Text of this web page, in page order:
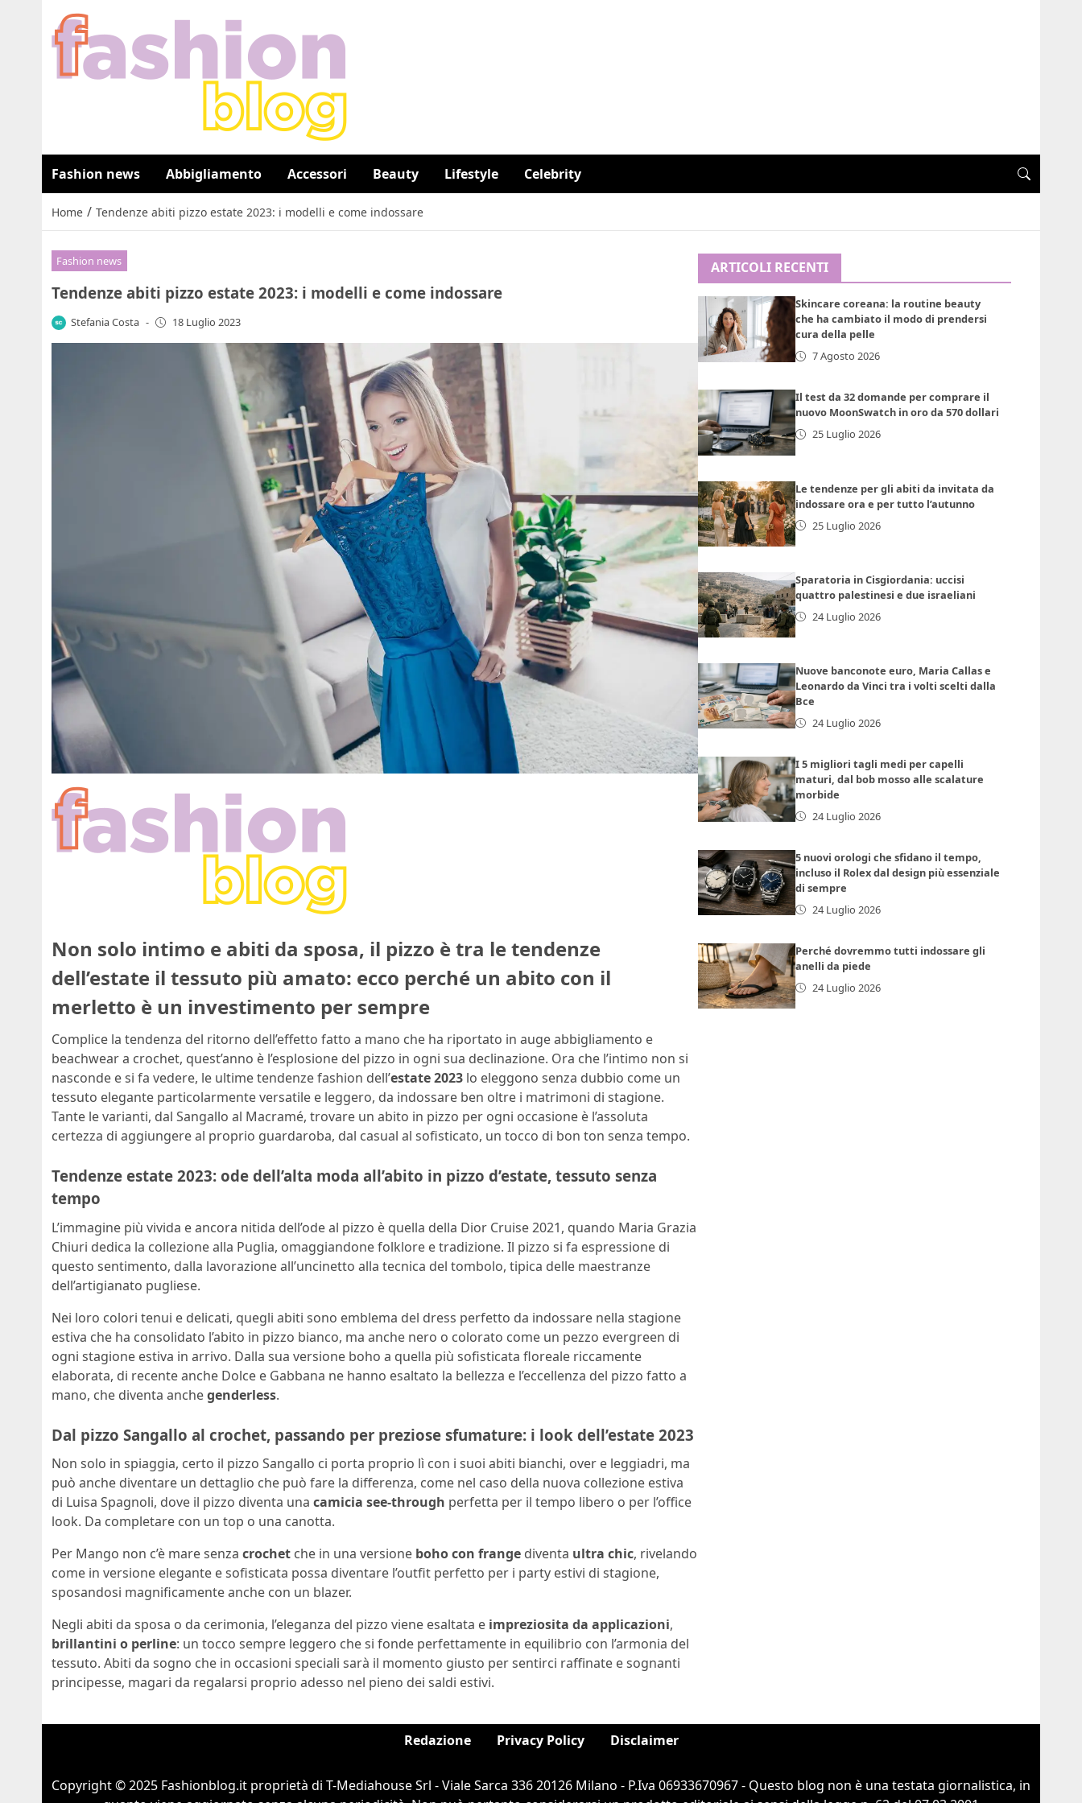
Fashion news Abbigliamento Accessori Beauty Lifestyle Celebrity
Home / Tendenze abiti pizzo estate 2023: i modelli e come indossare
Fashion news
Tendenze abiti pizzo estate 2023: i modelli e come indossare
Stefania Costa - 18 Luglio 2023
Non solo intimo e abiti da sposa, il pizzo è tra le tendenze
dell’estate il tessuto più amato: ecco perché un abito con il
merletto è un investimento per sempre
Complice la tendenza del ritorno dell’effetto fatto a mano che ha riportato in auge abbigliamento e
beachwear a crochet, quest’anno è l’esplosione del pizzo in ogni sua declinazione. Ora che l’intimo non si
nasconde e si fa vedere, le ultime tendenze fashion dell’estate 2023 lo eleggono senza dubbio come un
tessuto elegante particolarmente versatile e leggero, da indossare ben oltre i matrimoni di stagione.
Tante le varianti, dal Sangallo al Macramé, trovare un abito in pizzo per ogni occasione è l’assoluta
certezza di aggiungere al proprio guardaroba, dal casual al sofisticato, un tocco di bon ton senza tempo.
Tendenze estate 2023: ode dell’alta moda all’abito in pizzo d’estate, tessuto senza
tempo
L’immagine più vivida e ancora nitida dell’ode al pizzo è quella della Dior Cruise 2021, quando Maria Grazia
Chiuri dedica la collezione alla Puglia, omaggiandone folklore e tradizione. Il pizzo si fa espressione di
questo sentimento, dalla lavorazione all’uncinetto alla tecnica del tombolo, tipica delle maestranze
dell’artigianato pugliese.
Nei loro colori tenui e delicati, quegli abiti sono emblema del dress perfetto da indossare nella stagione
estiva che ha consolidato l’abito in pizzo bianco, ma anche nero o colorato come un pezzo evergreen di
ogni stagione estiva in arrivo. Dalla sua versione boho a quella più sofisticata floreale riccamente
elaborata, di recente anche Dolce e Gabbana ne hanno esaltato la bellezza e l’eccellenza del pizzo fatto a
mano, che diventa anchegenderless.
Dal pizzo Sangallo al crochet, passando per preziose sfumature: i look dell’estate 2023
Non solo in spiaggia, certo il pizzo Sangallo ci porta proprio lì con i suoi abiti bianchi, over e leggiadri, ma
può anche diventare un dettaglio che può fare la differenza, come nel caso della nuova collezione estiva
di Luisa Spagnoli, dove il pizzo diventa una camicia see-through perfetta per il tempo libero o per l’office
look. Da completare con un top o una canotta.
Per Mango non c’è mare senza crochet che in una versione boho con frange diventa ultra chic, rivelando
come in versione elegante e sofisticata possa diventare l’outfit perfetto per i party estivi di stagione,
sposandosi magnificamente anche con un blazer.
Negli abiti da sposa o da cerimonia, l’eleganza del pizzo viene esaltata e impreziosita da applicazioni,
brillantini o perline: un tocco sempre leggero che si fonde perfettamente in equilibrio con l’armonia del
tessuto. Abiti da sogno che in occasioni speciali sarà il momento giusto per sentirci raffinate e sognanti
principesse, magari da regalarsi proprio adesso nel pieno dei saldi estivi.
ARTICOLI RECENTI
Skincare coreana: la routine beauty
che ha cambiato il modo di prendersi
cura della pelle
7 Agosto 2026
Il test da 32 domande per comprare il
nuovo MoonSwatch in oro da 570 dollari
25 Luglio 2026
Le tendenze per gli abiti da invitata da
indossare ora e per tutto l’autunno
25 Luglio 2026
Sparatoria in Cisgiordania: uccisi
quattro palestinesi e due israeliani
24 Luglio 2026
Nuove banconote euro, Maria Callas e
Leonardo da Vinci tra i volti scelti dalla
Bce
24 Luglio 2026
I 5 migliori tagli medi per capelli
maturi, dal bob mosso alle scalature
morbide
24 Luglio 2026
5 nuovi orologi che sfidano il tempo,
incluso il Rolex dal design più essenziale
di sempre
24 Luglio 2026
Perché dovremmo tutti indossare gli
anelli da piede
24 Luglio 2026
Redazione Privacy Policy Disclaimer
Copyright © 2025 Fashionblog.it proprietà di T-Mediahouse Srl - Viale Sarca 336 20126 Milano - P.Iva 06933670967 - Questo blog non è una testata giornalistica, in